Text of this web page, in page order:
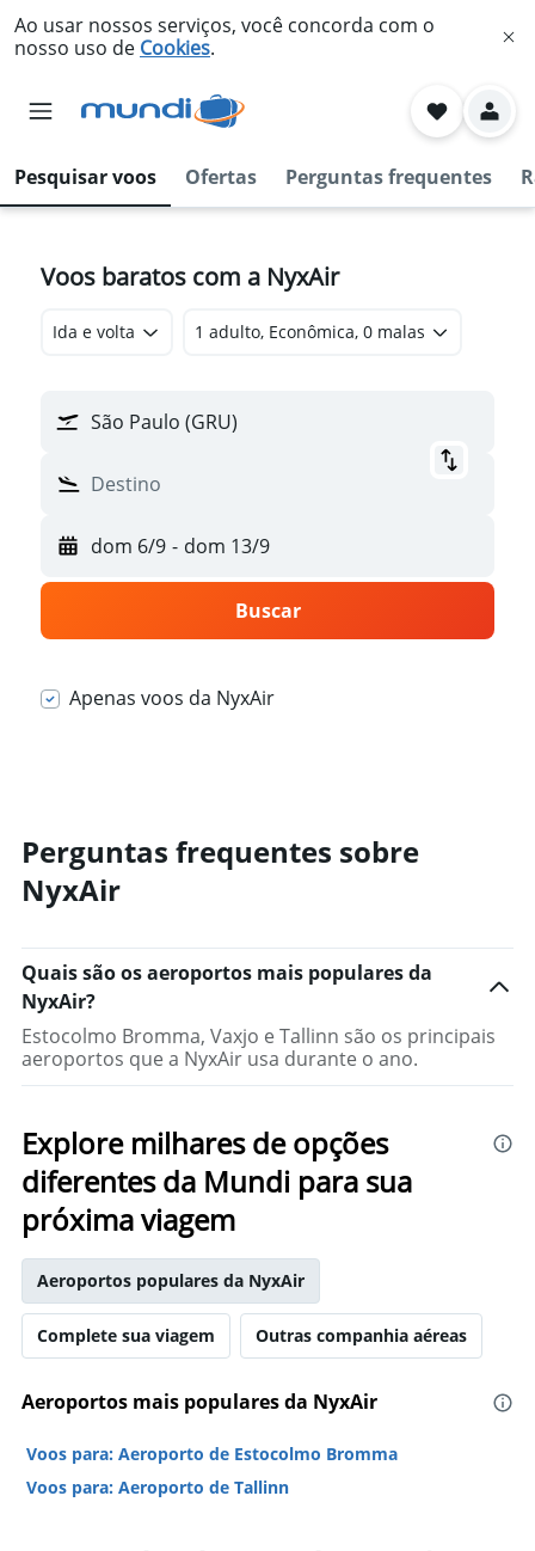
Ao usar nossos serviços, você concorda com o
nosso uso de Cookies.
Pesquisar voos Ofertas Perguntas frequentes
Voos baratos com a NyxAir
Ida e volta 1 adulto, Econômica, 0 malas
São Paulo (GRU)
Destino
dom 6/9 - dom 13/9
Buscar
Apenas voos da NyxAir
Perguntas frequentes sobre
NyxAir
Quais são os aeroportos mais populares da
NyxAir?
Estocolmo Bromma, Vaxjo e Tallinn são os principais
aeroportos que a NyxAir usa durante o ano.
Explore milhares de opções
diferentes da Mundi para sua
próxima viagem
Aeroportos populares da NyxAir
Complete sua viagem Outras companhia aéreas
Aeroportos mais populares da NyxAir
Voos para: Aeroporto de Estocolmo Bromma
Voos para: Aeroporto de Tallinn